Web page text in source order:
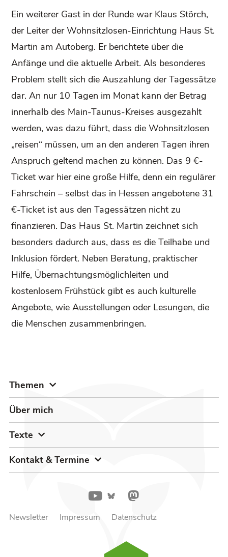
Ein weiterer Gast in der Runde war Klaus Störch,
der Leiter der Wohnsitzlosen-Einrichtung Haus St.
Martin am Autoberg. Er berichtete über die
Anfänge und die aktuelle Arbeit. Als besonderes
Problem stellt sich die Auszahlung der Tagessätze
dar. An nur 10 Tagen im Monat kann der Betrag
innerhalb des Main-Taunus-Kreises ausgezahlt
werden, was dazu führt, dass die Wohnsitzlosen
„reisen“ müssen, um an den anderen Tagen ihren
Anspruch geltend machen zu können. Das 9 €-
Ticket war hier eine große Hilfe, denn ein regulärer
Fahrschein – selbst das in Hessen angebotene 31
€-Ticket ist aus den Tagessätzen nicht zu
finanzieren. Das Haus St. Martin zeichnet sich
besonders dadurch aus, dass es die Teilhabe und
Inklusion fördert. Neben Beratung, praktischer
Hilfe, Übernachtungsmöglichleiten und
kostenlosem Frühstück gibt es auch kulturelle
Angebote, wie Ausstellungen oder Lesungen, die
die Menschen zusammenbringen.
Themen
Über mich
Texte
Kontakt & Termine
Newsletter Impressum Datenschutz